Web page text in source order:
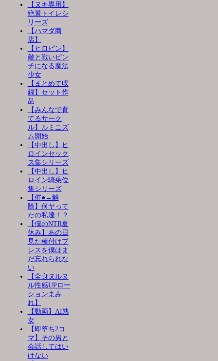
【ヌキ専用】
絶景トイレシ
リーズ
【ハマダ商
店】
【ヒロピン】
敵と戦いピン
チになる魔法
少女
【まとめて収
録】セット作
品
【みんなで育
てるサーク
ル】ルミニズ
ム開始
【中出し】ヒ
ロインセック
ス集シリーズ
【中出し】ヒ
ロイン騎乗位
集シリーズ
【催●→解
除】何ヤって
たの私達！？
【僕のNTR夏
休み】あの日
見た種付けプ
レスを僕はま
だ忘れられな
い
【全身ヌルヌ
ル性感UPロー
ションまみ
れ】
【動画】AI熟
女
【即堕ち2コ
マ】その男と
会話してはい
けない